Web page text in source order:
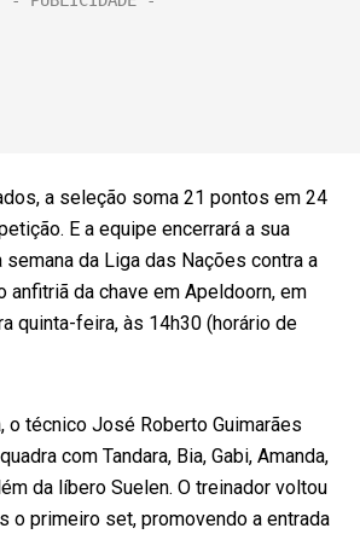
a seleção soma 21 pontos em 24
E a equipe encerrará a sua
da Liga das Nações contra a
anfitriã da chave em Apeldoorn, em
quinta-feira, às 14h30 (horário de
o técnico José Roberto Guimarães
com Tandara, Bia, Gabi, Amanda,
da líbero Suelen. O treinador voltou
o primeiro set, promovendo a entrada